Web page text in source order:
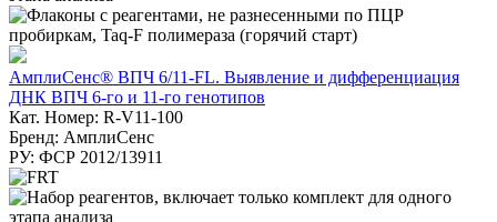
АмплиСенс® ВПЧ 6/11-FL. Выявление и дифференциация
ДНК ВПЧ 6-го и 11-го генотипов
Кат. Номер: R-V11-100
Бренд: АмплиСенс
РУ: ФСР 2012/13911